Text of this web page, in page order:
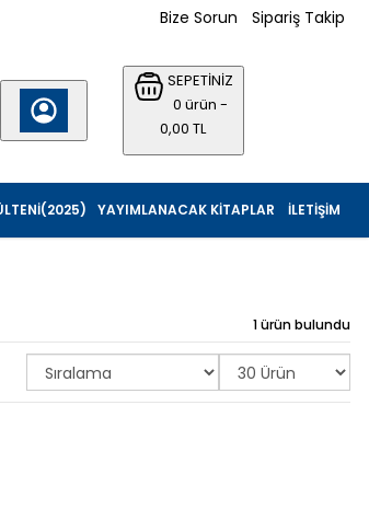
Bize Sorun Sipariş Takip
SEPETİNİZ
0 ürün -
0,00 TL
İLETIŞIM
YAYIMLANACAK KITAPLAR
1 ürün bulundu